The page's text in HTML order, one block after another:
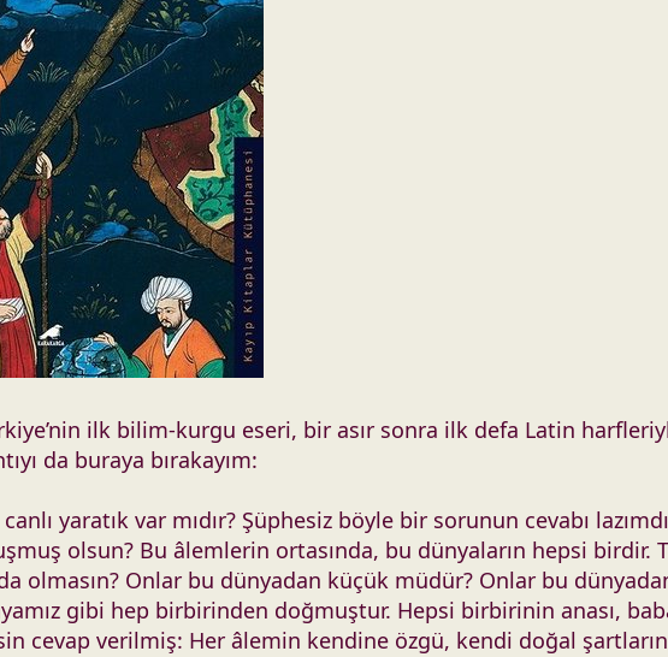
ilk bilim-kurgu eseri, bir asır sonra ilk defa Latin
da buraya bırakayım:
yaratık var mıdır? Şüphesiz böyle bir sorunun cevabı
olsun? Bu âlemlerin ortasında, bu dünyaların hepsi birdir.
olmasın? Onlar bu dünyadan küçük müdür? Onlar bu dünyadan
gibi hep birbirinden doğmuştur. Hepsi birbirinin anası,
cevap verilmiş: Her âlemin kendine özgü, kendi doğal